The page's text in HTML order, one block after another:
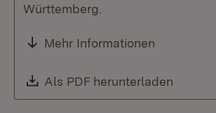
Württemberg.
Mehr Informationen
Download:
Als PDF herunterladen